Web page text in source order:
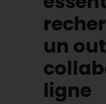
un
ligne